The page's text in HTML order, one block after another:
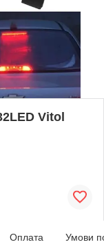
Vitol
Оплата Умови